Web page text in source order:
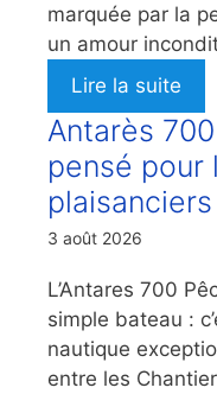
marquée par la
un amour
Lire la suite
Antarès
pensé pour
plaisanciers
3 août 2026
L’Antares 700
simple bateau :
nautique
entre les